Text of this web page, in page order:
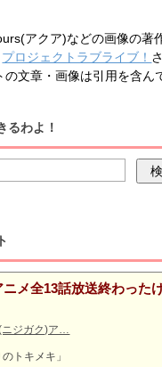
アクア)などの画像の著
プロジェクトラブライブ！
文章・画像は引用を含ん
るわよ！
メ全13話放送終わった
ジガク)ア…
トキメキ」